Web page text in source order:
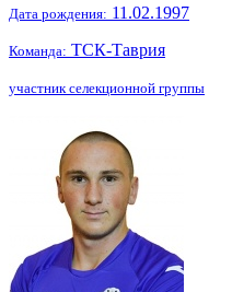
Дата рождения: 11.02.1997
Команда: ТСК-Таврия
участник селекционной группы